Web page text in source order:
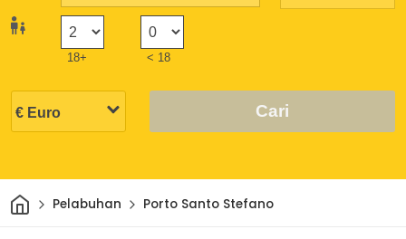
18+ < 18
Cari
Rumah
Pelabuhan Porto Santo Stefano